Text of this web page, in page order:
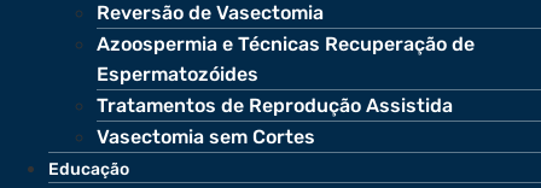
Reversão de Vasectomia
Azoospermia e Técnicas Recuperação de
Espermatozóides
Tratamentos de Reprodução Assistida
Vasectomia sem Cortes
Educação